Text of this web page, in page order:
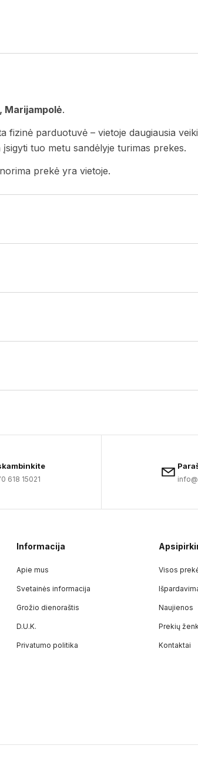
Marijampolė.
fizinė parduotuvė – vietoje daugiausia
tuo metu sandėlyje turimas prekes.
prekė yra vietoje.
618 15021
Informacija
Apie mus
Svetainės informacija
Grožio dienoraštis
D.U.K.
Privatumo politika
Visos
Naujienos
Prekių
Kontaktai